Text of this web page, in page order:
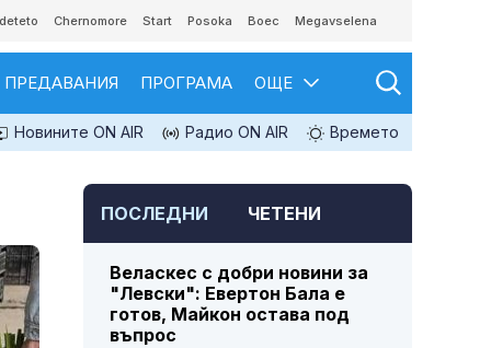
Chernomore Start Posoka Boec Megavselena
ПРЕДАВАНИЯ ПРОГРАМА ОЩЕ
Новините ON AIR Радио ON AIR Времето
ПОСЛЕДНИ ЧЕТЕНИ
Веласкес с добри новини за
"Левски": Евертон Бала е
готов, Майкон остава под
въпрос